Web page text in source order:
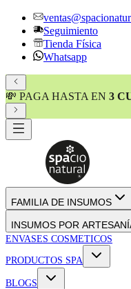
Seguimiento
Tienda Física
Whatsapp
💸 PAGA HASTA EN 3
FAMILIA DE INSUMOS
INSUMOS POR
ENVASES COSMETICOS
PRODUCTOS SPA
BLOGS